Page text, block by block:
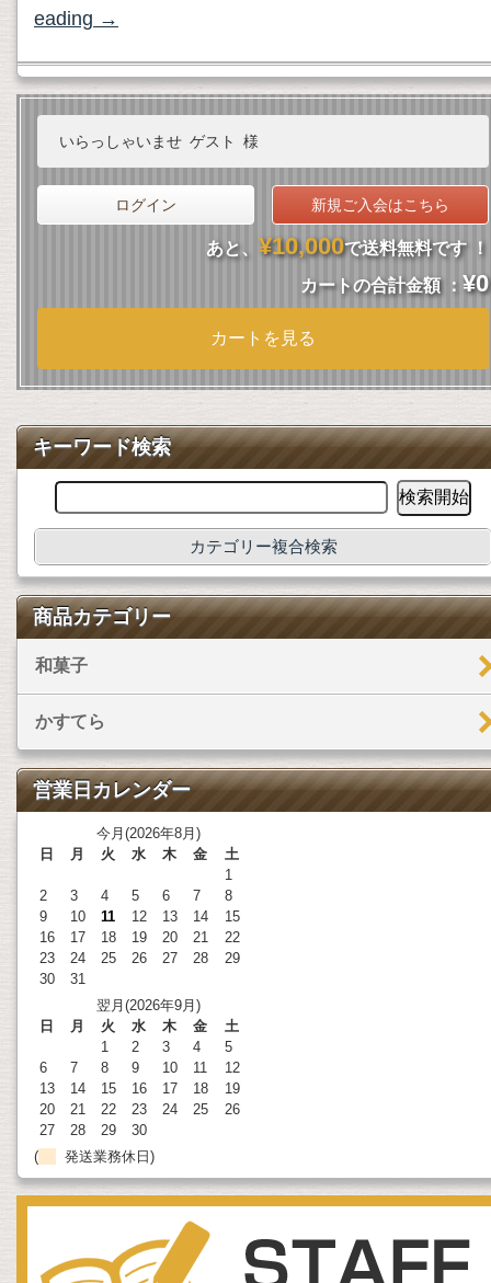
eading →
いらっしゃいませ ゲスト 様
ログイン 新規ご入会はこちら
あと、 ¥10,000で送料無料です ！
カートの合計金額 ： ¥0
カートを見る
キーワード検索
カテゴリー複合検索
商品カテゴリー
和菓子
かすてら
営業日カレンダー
今月(2026年8月)
日
月 火 水 木 金
土
1
2
3 4 5 6 7
8
9
10 11 12 13 14
15
16
17 18 19 20 21
22
23
24 25 26 27 28
29
30
31
翌月(2026年9月)
日
月 火 水 木 金
土
1
2 3 4
5
6
7 8 9 10 11
12
13
14 15 16 17 18
19
20
21 22 23 24 25
26
27
28 29
30
(
発送業務休日)